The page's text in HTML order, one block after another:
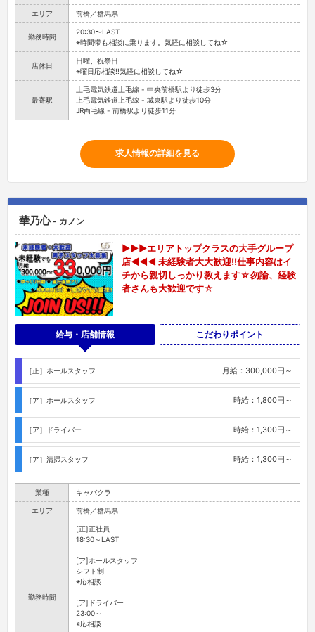
エリア 前橋／群馬県
勤務時間
20:30〜LAST
※時間帯も相談に乗ります。気軽に相談してね☆
店休日
日曜、祝祭日
※曜日応相談!!気軽に相談してね☆
最寄駅
上毛電気鉄道上毛線 - 中央前橋駅より徒歩3分
上毛電気鉄道上毛線 - 城東駅より徒歩10分
JR両毛線 - 前橋駅より徒歩11分
求人情報の詳細を見る
華乃心- カノン
▶▶▶エリアトップクラスの大手グループ
店◀◀◀ 未経験者大大歓迎!!仕事内容はイ
チから親切しっかり教えます☆勿論、経験
者さんも大歓迎です☆
給与・店舗情報 こだわりポイント
［正］ホールスタッフ 月給：300,000円～
［ア］ホールスタッフ 時給：1,800円～
［ア］ドライバー 時給：1,300円～
［ア］清掃スタッフ 時給：1,300円～
業種 キャバクラ
エリア 前橋／群馬県
勤務時間
[正]正社員
18:30～LAST
[ア]ホールスタッフ
シフト制
※応相談
[ア]ドライバー
23:00～
※応相談